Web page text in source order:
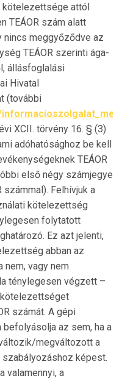
kötelezettsége attól
TEÁOR szám alatt
nincs meggyőződve az
TEÁOR szerinti ága­
állásfoglalási
Hivatal
(további
XCII. törvény 16. § (3)
adóhatósághoz be kell
TEÁOR
első négy számjegye
Felhívjuk a
kötelezettség
folytatott
Ez azt jelenti,
abban az
nem, vagy nem
ténylegesen végzett –
számát. A gépi
az sem, ha a
megváltozott a
szabályozáshoz képest.
valamennyi, a